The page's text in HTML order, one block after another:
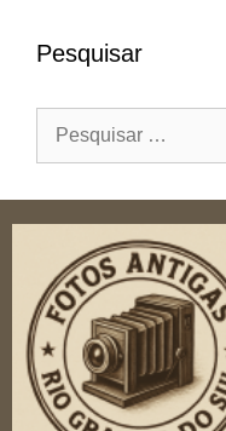
Pesquisar
Pesquisar
por: